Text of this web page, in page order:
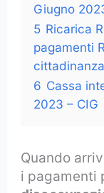
Giugno
5 Ricarica
pagamenti
cittadinanza
6 Cassa
2023 – CIG
Quando
i pagamenti